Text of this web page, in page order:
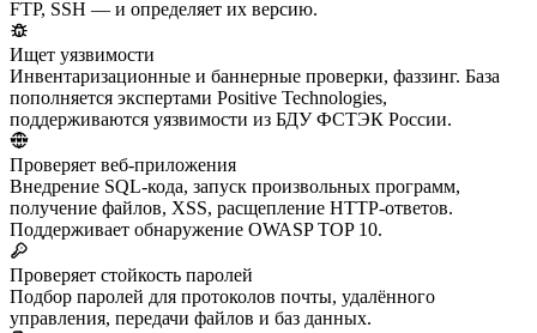
FTP, SSH — и определяет их версию.
Ищет уязвимости
Инвентаризационные и баннерные проверки, фаззинг. База
пополняется экспертами Positive Technologies,
поддерживаются уязвимости из БДУ ФСТЭК России.
Проверяет веб-приложения
Внедрение SQL-кода, запуск произвольных программ,
получение файлов, XSS, расщепление HTTP-ответов.
Поддерживает обнаружение OWASP TOP 10.
Проверяет стойкость паролей
Подбор паролей для протоколов почты, удалённого
управления, передачи файлов и баз данных.